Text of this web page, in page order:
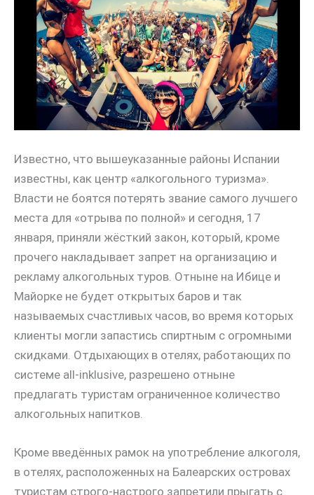
Известно, что вышеуказанные районы Испании
известны, как центр «алкогольного туризма».
Власти не боятся потерять звание самого лучшего
места для «отрыва по полной» и сегодня, 17
января, приняли жёсткий закон, который, кроме
прочего накладывает запрет на организацию и
рекламу алкогольных туров. Отныне на Ибице и
Майорке не будет открытых баров и так
называемых счастливых часов, во время которых
клиенты могли запастись спиртным с огромными
скидками. Отдыхающих в отелях, работающих по
системе all-inklusive, разрешено отныне
предлагать туристам ограниченное количество
алкогольных напитков.
Кроме введённых рамок на употребление алкоголя,
в отелях, расположенных на Балеарских островах
туристам строго-настрого запретили прыгать с